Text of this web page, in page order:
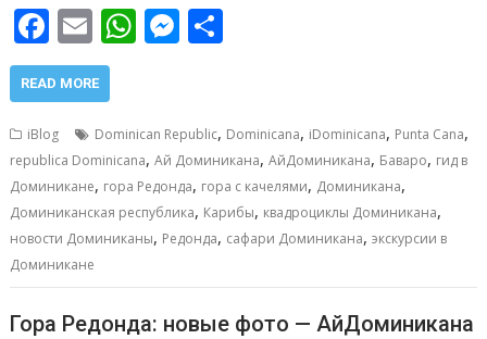
F
ac
e
b
o
o
k
E
m
ai
l
W
s
A
p
p
M
e
n
g
er
р
а
в
и
ь
READ MORE
iBlog Dominican Republic, Dominicana, iDominicana, Punta Cana,
republica Dominicana,Ай Доминикана,АйДоминикана, Баваро, гид в
Доминикане, гора Редонда, гора с качелями, Доминикана,
Доминиканская республика, Карибы, квадроциклы Доминикана,
новости Доминиканы, Редонда, сафари Доминикана,экскурсии в
Доминикане
Гора Редонда: новые фото — АйДоминикана